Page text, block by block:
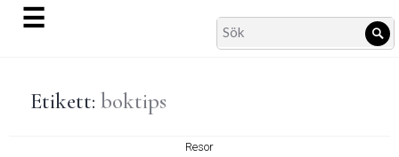
☰
Search
for:
Etikett: boktips
Resor